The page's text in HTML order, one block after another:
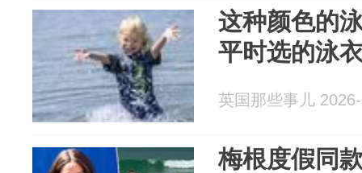
这种颜色的
平时选的泳
英国那些事儿
梅根度假同